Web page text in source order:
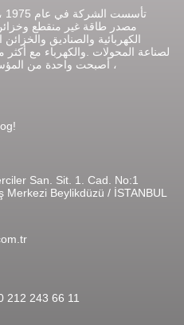
مصدر طاقة غير منقطع وخزائن
الكهربائية والصناديق
لصناعة المحولات .والكهرباء مع
، أصبحت واحدة من
San. Sit. 1. Cad. No:1
Merkezi Beylikdüzü / İSTANBUL
212 243 66 11